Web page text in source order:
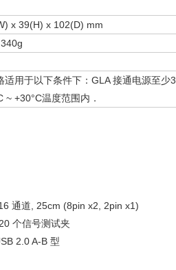
x 39(H) x 102(D) mm
适用于以下条件下：GLA 接通电源至少
~ +30°C温度范围内．
通道, 25cm (8pin x2, 2pin x1)
个信号测试夹
2.0 A-B 型